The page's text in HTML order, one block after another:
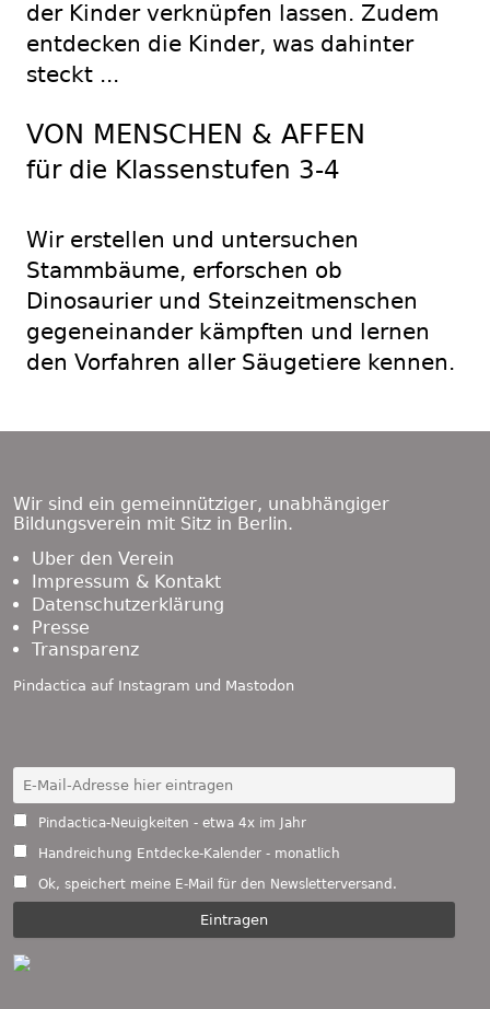
der Kinder verknüpfen lassen. Zudem
entdecken die Kinder, was dahinter
steckt ...
VON MENSCHEN & AFFEN
für die Klassenstufen 3-4
Wir erstellen und untersuchen
Stammbäume, erforschen ob
Dinosaurier und Steinzeitmenschen
gegeneinander kämpften und lernen
den Vorfahren aller Säugetiere kennen.
Wir sind ein gemeinnütziger, unabhängiger
Bildungsverein mit Sitz in Berlin.
Über den Verein
Impressum & Kontakt
Datenschutzerklärung
Presse
Transparenz
Pindactica auf Instagram und Mastodon
Pindactica-Neuigkeiten - etwa 4x im Jahr
Handreichung Entdecke-Kalender - monatlich
Ok, speichert meine E-Mail für den Newsletterversand.